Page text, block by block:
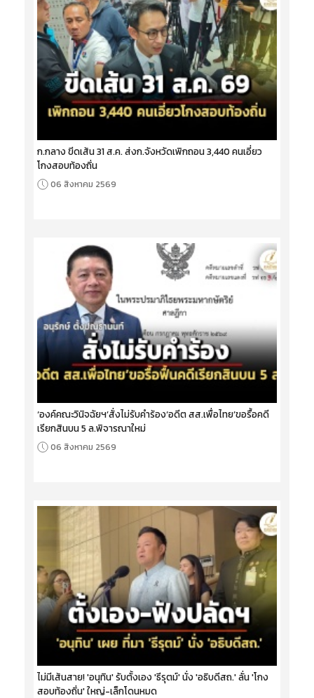
ก.กลาง ขีดเส้น 31 ส.ค. ส่งก.จังหวัดเพิกถอน 3,440 คนเอี่ยว
โกงสอบท้องถิ่น
06 สิงหาคม 2569
‘องค์คณะวินิจฉัยฯ’สั่งไม่รับคำร้อง‘อดีต สส.เพื่อไทย’ขอรื้อคดี
เรียกสินบน 5 ล.พิจารณาใหม่
06 สิงหาคม 2569
ไม่มีเส้นสาย! 'อนุทิน' รับตั้งเอง 'ธีรุตม์' นั่ง 'อธิบดีสถ.' ลั่น 'โกง
สอบท้องถิ่น' ใหญ่-เล็กโดนหมด